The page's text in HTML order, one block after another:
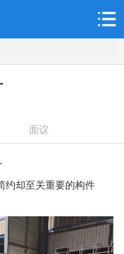
面议
约却至关重要的构件